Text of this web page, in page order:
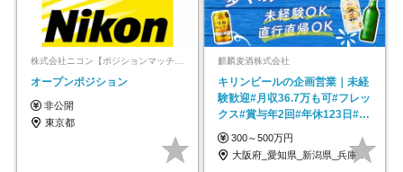
株式会社ニコン【ポジションマッチ登録】
オープンポジション
非公開
東京都
麒麟麦酒株式会社
キリンビールの企画営業｜未経
験歓迎#月収36.7万も可#フレッ
クス#賞与年2回#年休123日#完
全週休2日制
300～500万円
大阪府_愛知県_新潟県_兵庫県_福岡県